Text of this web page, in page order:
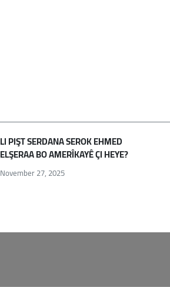
LI PIŞT SERDANA SEROK EHMED
ELŞERAA BO AMERÎKAYÊ ÇI HEYE?
November 27, 2025